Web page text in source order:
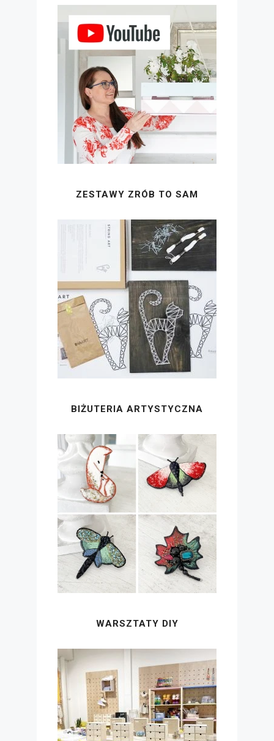
ZESTAWY ZRÓB TO SAM
BIŻUTERIA ARTYSTYCZNA
WARSZTATY DIY